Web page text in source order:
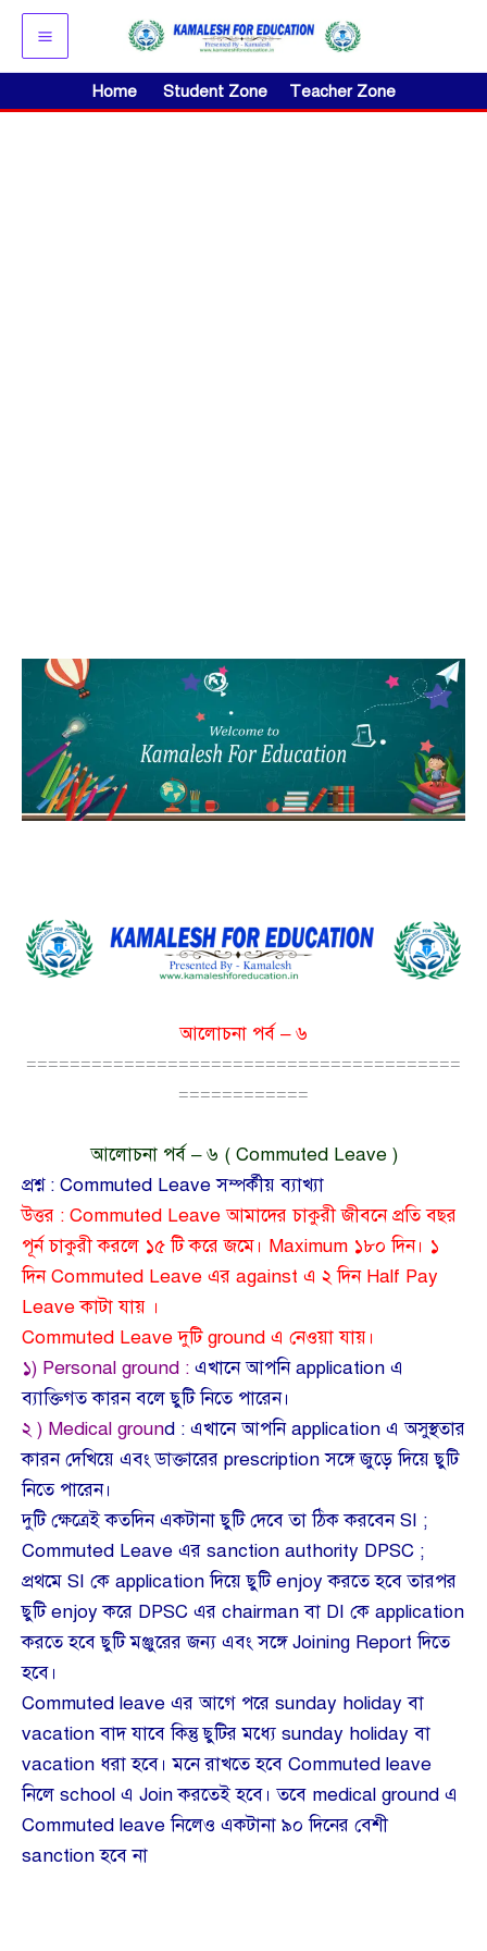
Skip
content
Home Student Zone Teacher Zone
আলোচনা পর্ব – ৬
========================================
============
আলোচনা পর্ব – ৬ ( Commuted Leave )
প্রশ্ন : Commuted Leave সম্পর্কীয় ব্যাখ্যা
উত্তর : Commuted Leave আমাদের চাকুরী জীবনে প্রতি বছর
পূর্ন চাকুরী করলে ১৫ টি করে জমে। Maximum ১৮০ দিন। ১
দিন Commuted Leave এর against এ ২ দিন Half Pay
Leave কাটা যায় ।
Commuted Leave দুটি ground এ নেওয়া যায়।
১) Personal ground : এখানে আপনি application এ
ব্যাক্তিগত কারন বলে ছুটি নিতে পারেন।
২ ) Medical ground : এখানে আপনি application এ অসুস্থতার
কারন দেখিয়ে এবং ডাক্তারের prescription সঙ্গে জুড়ে দিয়ে ছুটি
নিতে পারেন।
দুটি ক্ষেত্রেই কতদিন একটানা ছুটি দেবে তা ঠিক করবেন SI ;
Commuted Leave এর sanction authority DPSC ;
প্রথমে SI কে application দিয়ে ছুটি enjoy করতে হবে তারপর
ছুটি enjoy করে DPSC এর chairman বা DI কে application
করতে হবে ছুটি মঞ্জুরের জন্য এবং সঙ্গে Joining Report দিতে
হবে।
Commuted leave এর আগে পরে sunday holiday বা
vacation বাদ যাবে কিন্তু ছুটির মধ্যে sunday holiday বা
vacation ধরা হবে। মনে রাখতে হবে Commuted leave
নিলে school এ Join করতেই হবে। তবে medical ground এ
Commuted leave নিলেও একটানা ৯০‌ দিনের বেশী
sanction হবে না